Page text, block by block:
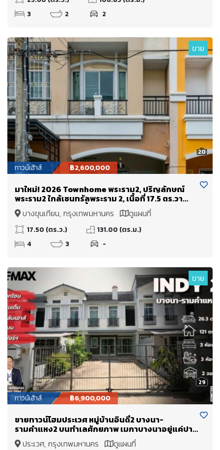
3
2 2
20
ขาย
ทาวน์เฮ้าส์ ฿2,600,000
มาใหม่! 2026 Townhome พระราม2, ปริญลักษณ์
พระราม2 ใกล้เซนทรัลพระราม 2, เนื้อที่ 17.5 ตร.วา
เพียง :: 2.6 ล้าน เท่านั้น
บางขุนเทียน, กรุงเทพมหานคร ดูแผนที่
17.50 (ตร.ว.)
131.00 (ตร.ม.)
4
3 -
29
ขาย
ทาวน์เฮ้าส์ ฿6,900,000
ขายทาวน์โฮมประเวศ หมู่บ้านอินดี้2 บางนา-
รามคำแหง2 บนทำเลศักยภาพ เมกาบางนาอยู่แค่ปาก
ซอยประเวศ, กรุงเทพมหานคร ดูแผนที่